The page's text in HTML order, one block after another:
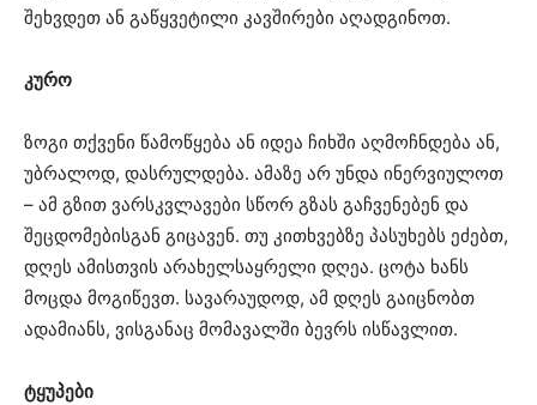
შეხვდეთ ან გაწყვეტილი კავშირები აღადგინოთ.
კურო
ზოგი თქვენი წამოწყება ან იდეა ჩიხში აღმოჩნდება ან,
უბრალოდ, დასრულდება. ამაზე არ უნდა ინერვიულოთ
– ამ გზით ვარსკვლავები სწორ გზას გაჩვენებენ და
შეცდომებისგან გიცავენ. თუ კითხვებზე პასუხებს ეძებთ,
დღეს ამისთვის არახელსაყრელი დღეა. ცოტა ხანს
მოცდა მოგიწევთ. სავარაუდოდ, ამ დღეს გაიცნობთ
ადამიანს, ვისგანაც მომავალში ბევრს ისწავლით.
ტყუპები